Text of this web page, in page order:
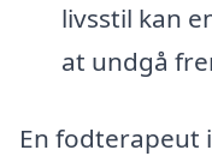
livsstil kan
at undgå
En fodterapeut